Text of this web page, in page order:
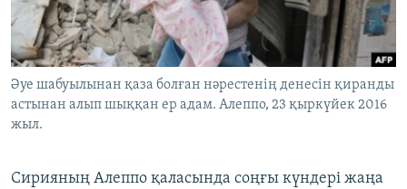
Басқа тілдерде
Әуе шабуылынан қаза болған нәрестенің денесін қиранды
астынан алып шыққан ер адам. Алеппо, 23 қыркүйек 2016
жыл.
Сирияның Алеппо қаласында соңғы күндері жаңа